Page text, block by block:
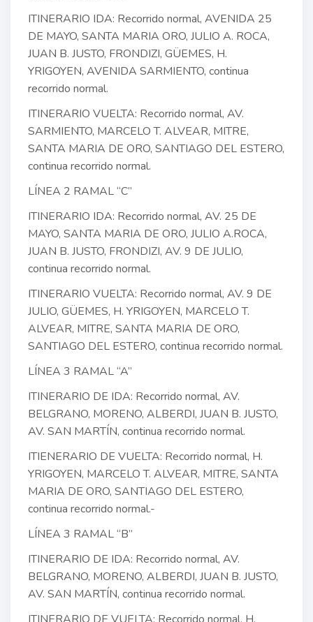
ITINERARIO IDA: Recorrido normal, AVENIDA 25
DE MAYO, SANTA MARIA ORO, JULIO A. ROCA,
JUAN B. JUSTO, FRONDIZI, GÜEMES, H.
YRIGOYEN, AVENIDA SARMIENTO, continua
recorrido normal.
ITINERARIO VUELTA: Recorrido normal, AV.
SARMIENTO, MARCELO T. ALVEAR, MITRE,
SANTA MARIA DE ORO, SANTIAGO DEL ESTERO,
continua recorrido normal.
LÍNEA 2 RAMAL “C”
ITINERARIO IDA: Recorrido normal, AV. 25 DE
MAYO, SANTA MARIA DE ORO, JULIO A.ROCA,
JUAN B. JUSTO, FRONDIZI, AV. 9 DE JULIO,
continua recorrido normal.
ITINERARIO VUELTA: Recorrido normal, AV. 9 DE
JULIO, GÜEMES, H. YRIGOYEN, MARCELO T.
ALVEAR, MITRE, SANTA MARIA DE ORO,
SANTIAGO DEL ESTERO, continua recorrido normal.
LÍNEA 3 RAMAL “A”
ITINERARIO DE IDA: Recorrido normal, AV.
BELGRANO, MORENO, ALBERDI, JUAN B. JUSTO,
AV. SAN MARTÍN, continua recorrido normal.
ITIENERARIO DE VUELTA: Recorrido normal, H.
YRIGOYEN, MARCELO T. ALVEAR, MITRE, SANTA
MARIA DE ORO, SANTIAGO DEL ESTERO,
continua recorrido normal.-
LÍNEA 3 RAMAL “B”
ITINERARIO DE IDA: Recorrido normal, AV.
BELGRANO, MORENO, ALBERDI, JUAN B. JUSTO,
AV. SAN MARTÍN, continua recorrido normal.